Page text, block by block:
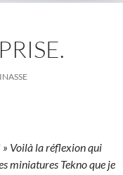
» Voilà la réflexion qui
miniatures Tekno que je